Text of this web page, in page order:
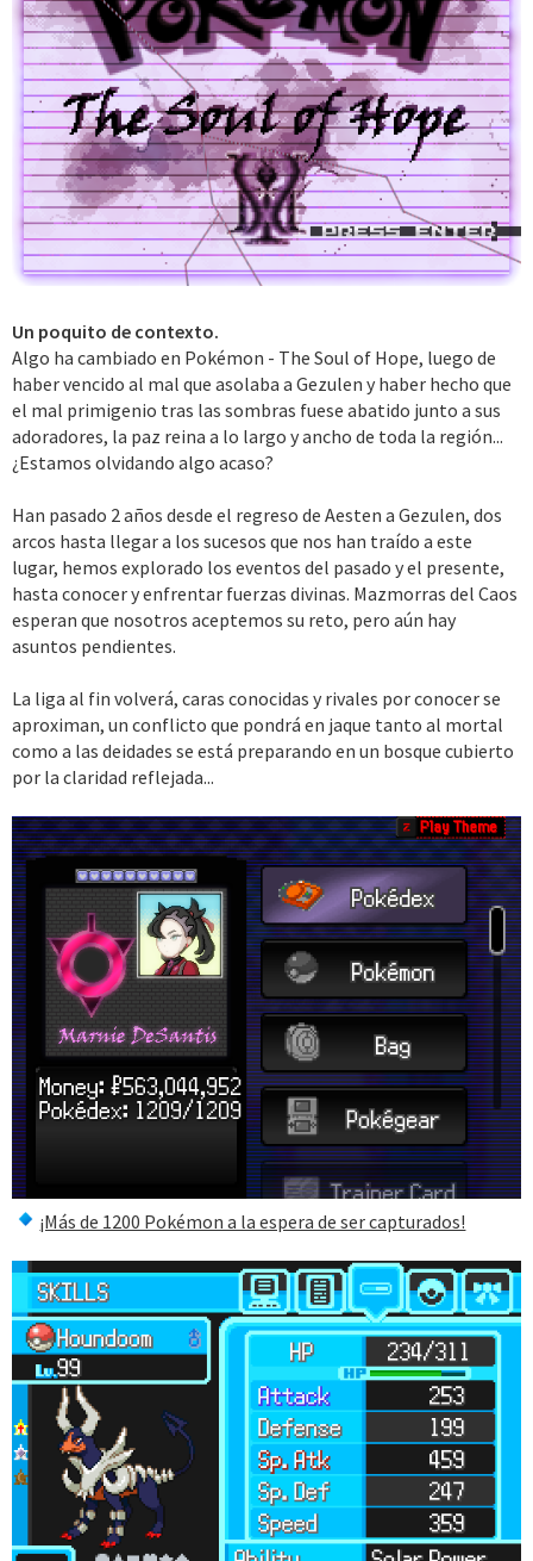
Un poquito de contexto.
Algo ha cambiado en Pokémon - The Soul of Hope, luego de
haber vencido al mal que asolaba a Gezulen y haber hecho que
el mal primigenio tras las sombras fuese abatido junto a sus
adoradores, la paz reina a lo largo y ancho de toda la región...
¿Estamos olvidando algo acaso?
Han pasado 2 años desde el regreso de Aesten a Gezulen, dos
arcos hasta llegar a los sucesos que nos han traído a este
lugar, hemos explorado los eventos del pasado y el presente,
hasta conocer y enfrentar fuerzas divinas. Mazmorras del Caos
esperan que nosotros aceptemos su reto, pero aún hay
asuntos pendientes.
La liga al fin volverá, caras conocidas y rivales por conocer se
aproximan, un conflicto que pondrá en jaque tanto al mortal
como a las deidades se está preparando en un bosque cubierto
por la claridad reflejada...
¡Más de 1200 Pokémon a la espera de ser capturados!